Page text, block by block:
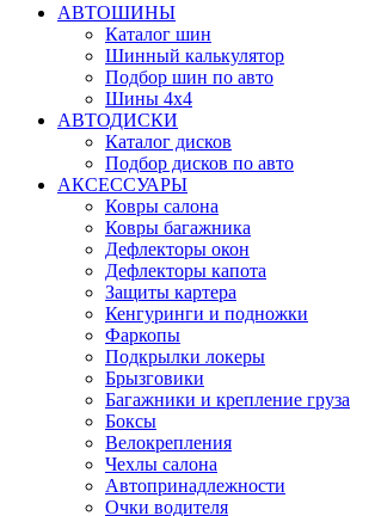
АВТОШИНЫ
Каталог шин
Шинный калькулятор
Подбор шин по авто
Шины 4x4
АВТОДИСКИ
Каталог дисков
Подбор дисков по авто
АКСЕССУАРЫ
Ковры салона
Ковры багажника
Дефлекторы окон
Дефлекторы капота
Защиты картера
Кенгуринги и подножки
Фаркопы
Подкрылки локеры
Брызговики
Багажники и крепление груза
Боксы
Велокрепления
Чехлы салона
Автопринадлежности
Очки водителя